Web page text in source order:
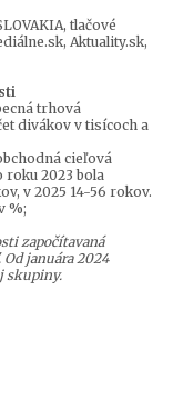
tlačové
Aktuality.sk,
trhová
divákov v tisícoch a
cieľová
roku 2023 bola
v 2025 14-56 rokov.
%;
započítavaná
januára 2024
skupiny.